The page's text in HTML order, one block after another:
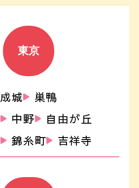
東京
成城
巣鴨
中野
自由が丘
錦糸町 吉祥寺